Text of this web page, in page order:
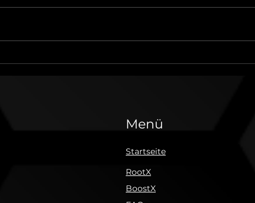
Menü
Startseite
RootX
BoostX